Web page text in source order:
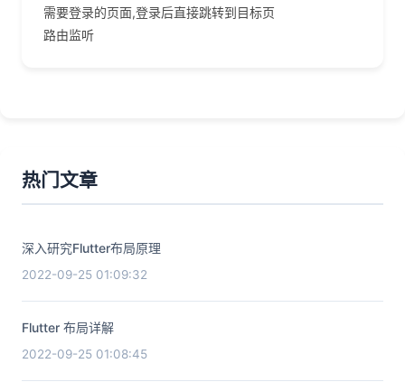
需要登录的页面,登录后直接跳转到目标页
路由监听
热门文章
深入研究Flutter布局原理
2022-09-25 01:09:32
Flutter 布局详解
2022-09-25 01:08:45